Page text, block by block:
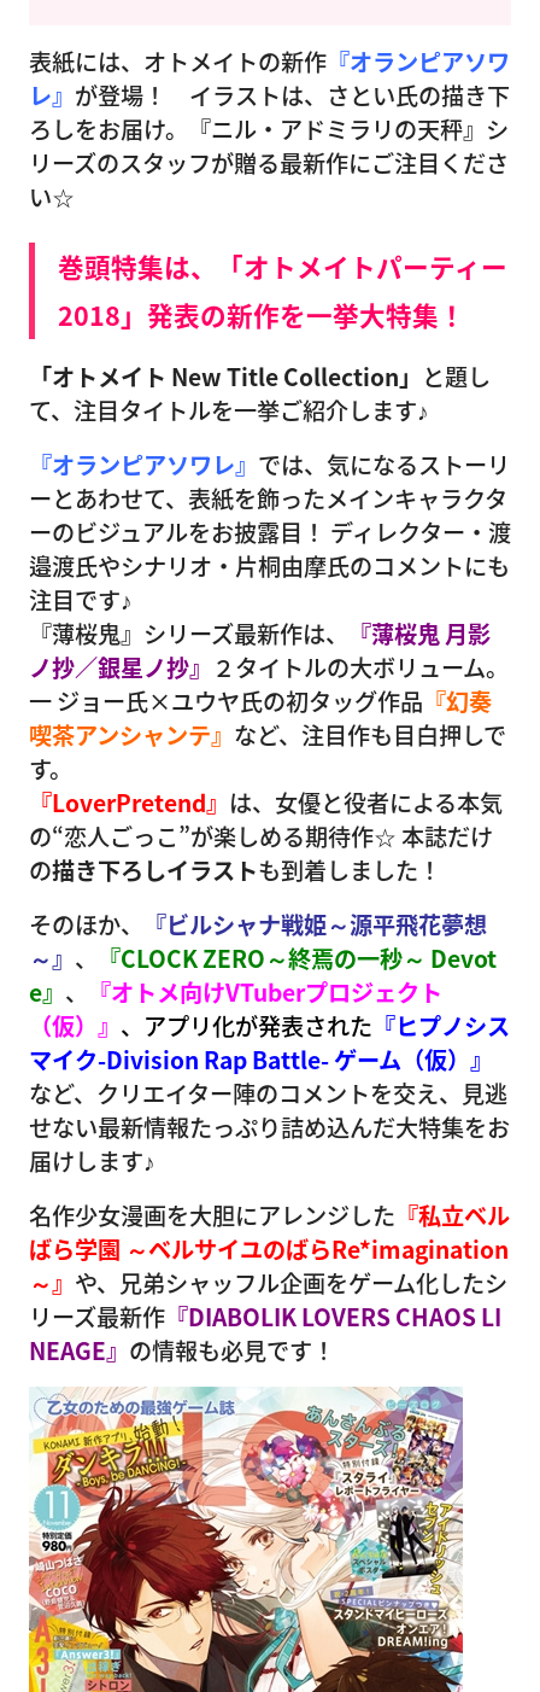
表紙には、オトメイトの新作 『オランピアソワ
レ』 が登場！ イラストは、さとい氏の描き下
ろしをお届け。『ニル・アドミラリの天秤』シ
リーズのスタッフが贈る最新作にご注目くださ
い☆
巻頭特集は、「オトメイトパーティー
2018」発表の新作を一挙大特集！
「オトメイト New Title Collection」 と題し
て、注目タイトルを一挙ご紹介します♪
『オランピアソワレ』 では、気になるストーリ
ーとあわせて、表紙を飾ったメインキャラクタ
ーのビジュアルをお披露目！ ディレクター・渡
邉渡氏やシナリオ・片桐由摩氏のコメントにも
注目です♪
『薄桜鬼』シリーズ最新作は、
『薄桜鬼 月影
ノ抄／銀星ノ抄』 ２タイトルの大ボリューム。
一 ジョー氏×ユウヤ氏の初タッグ作品 『幻奏
喫茶アンシャンテ』 など、注目作も目白押しで
す。
『LoverPretend』 は、女優と役者による本気
の“恋人ごっこ”が楽しめる期待作☆ 本誌だけ
の描き下ろしイラストも到着しました！
そのほか、
『ビルシャナ戦姫～源平飛花夢想
～』 、
『CLOCK ZERO～終焉の一秒～ Devot
e』 、
『オトメ向けVTuberプロジェクト
（仮）』 、 アプリ化が発表された 『ヒプノシス
マイク-Division Rap Battle- ゲーム（仮）』
など、クリエイター陣のコメントを交え、見逃
せない最新情報たっぷり詰め込んだ大特集をお
届けします♪
名作少女漫画を大胆にアレンジした 『私立ベル
ばら学園 ～ベルサイユのばらRe*imagination
～』 や、兄弟シャッフル企画をゲーム化したシ
リーズ最新作 『DIABOLIK LOVERS CHAOS LI
NEAGE』 の情報も必見です！